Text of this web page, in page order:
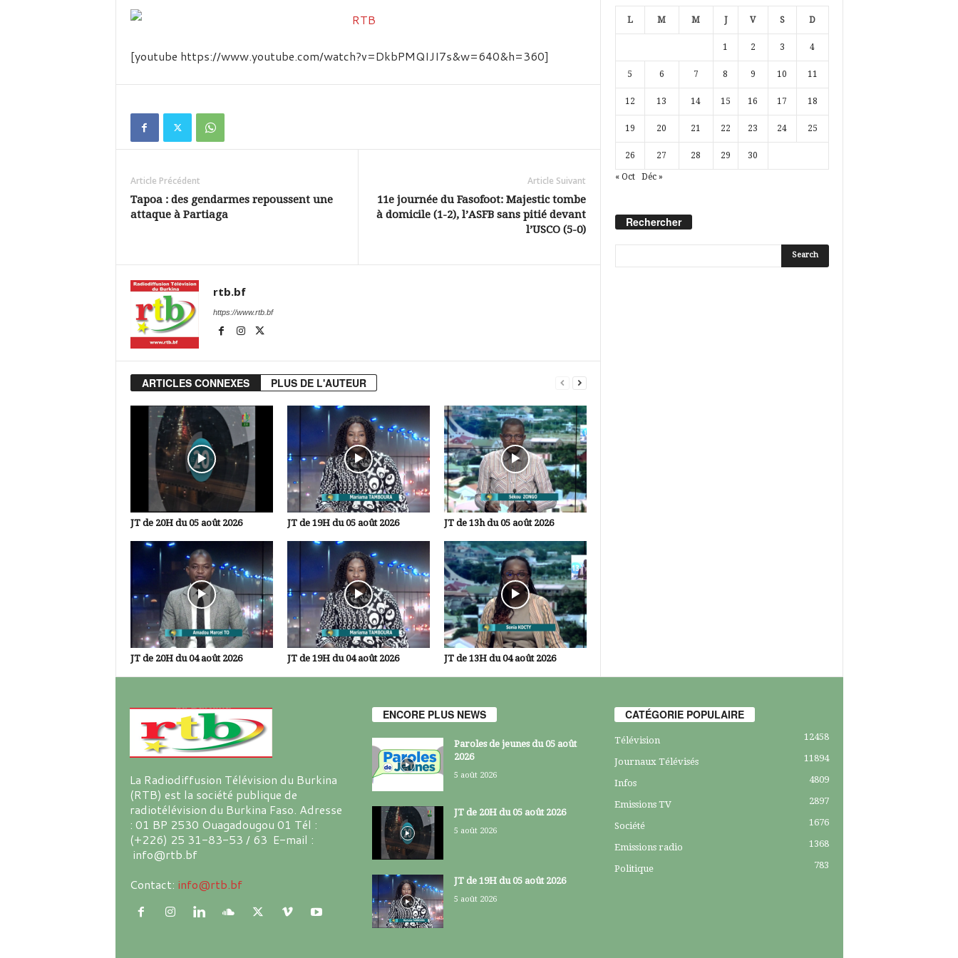
u
[youtube https://www.youtube.com/watch?v=DkbPMQIJI7s&w=640&h=360]
Article Précédent
Tapoa : des gendarmes repoussent une
attaque à Partiaga
Article Suivant
11e journée du Fasofoot: Majestic tombe
à domicile (1-2), l’ASFB sans pitié devant
l’USCO (5-0)
rtb.bf
https://www.rtb.bf
ARTICLES CONNEXES PLUS DE L'AUTEUR
JT de 20H du 05 août 2026 JT de 19H du 05 août 2026 JT de 13h du 05 août 2026
JT de 20H du 04 août 2026 JT de 19H du 04 août 2026 JT de 13H du 04 août 2026
L M M J V S D
1 2 3 4
5 6 7 8 9 10 11
12 13 14 15 16 17 18
19 20 21 22 23 24 25
26 27 28 29 30
« Oct Déc »
Rechercher
La Radiodiffusion Télévision du Burkina
(RTB) est la société publique de
radiotélévision du Burkina Faso. Adresse
: 01 BP 2530 Ouagadougou 01 Tél :
(+226) 25 31-83-53 / 63 E-mail :
info@rtb.bf
Contact: info@rtb.bf
ENCORE PLUS NEWS
Paroles de jeunes du 05 août
2026
5 août 2026
JT de 20H du 05 août 2026
5 août 2026
JT de 19H du 05 août 2026
5 août 2026
CATÉGORIE POPULAIRE
Télévision 12458
Journaux Télévisés 11894
Infos 4809
Emissions TV 2897
Société 1676
Emissions radio 1368
Politique 783